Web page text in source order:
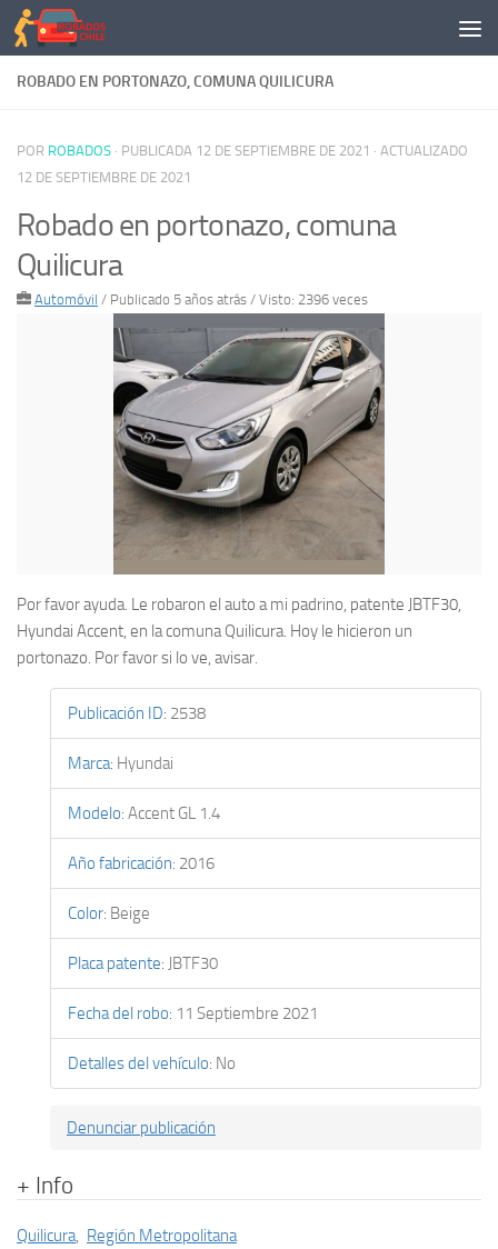
Saltar al contenido
ROBADO EN PORTONAZO, COMUNA QUILICURA
POR ROBADOS · PUBLICADA 12 DE SEPTIEMBRE DE 2021 · ACTUALIZADO
12 DE SEPTIEMBRE DE 2021
Robado en portonazo, comuna
Quilicura
Automóvil / Publicado 5 años atrás / Visto: 2396 veces
Por favor ayuda. Le robaron el auto a mi padrino, patente JBTF30,
Hyundai Accent, en la comuna Quilicura. Hoy le hicieron un
portonazo. Por favor si lo ve, avisar.
Publicación ID: 2538
Marca: Hyundai
Modelo: Accent GL 1.4
Año fabricación: 2016
Color: Beige
Placa patente: JBTF30
Fecha del robo: 11 Septiembre 2021
Detalles del vehículo: No
Denunciar publicación
+ Info
Quilicura, Región Metropolitana